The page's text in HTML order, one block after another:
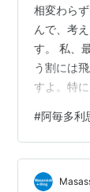
相変わら
んで、考
す。 私、
う割には
すよ。特
と思うよ
場所、憧
壱岐・対
い描きつ
#阿毎多利